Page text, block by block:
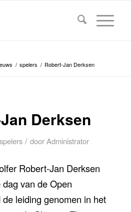
/ spelers / Robert-Jan Derksen
Derksen
spelers / door Administrator
Robert-Jan Derksen
van de Open
leiding genomen in het